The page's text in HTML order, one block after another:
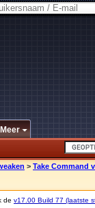
Meer
> Take Command
de v17.00 Build 77 (laatste